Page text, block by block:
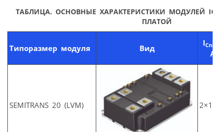
ТАБЛИЦА. ОСНОВНЫЕ ХАРАКТЕРИСТИКИ МОДУЛЕЙ
ПЛАТОЙ
Типоразмер модуля Вид
I
A
SEMITRANS 20 (LVM)